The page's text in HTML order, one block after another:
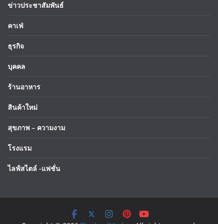
ข่าวประชาสัมพันธ์
คาเฟ่
ธุรกิจ
บุคคล
ร้านอาหาร
สินค้าใหม่
สุขภาพ – ความงาม
โรงแรม
ไลฟ์สไตล์ -แฟชั่น